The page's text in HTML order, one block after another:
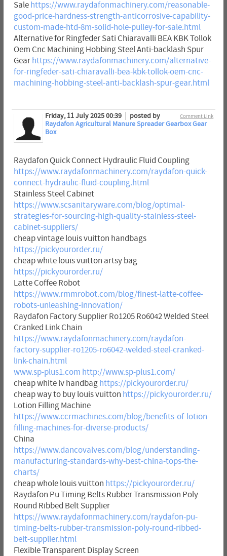
Sale https://www.raydafonmachinery.com/reasonable-
good-price-hardness-strength-anticorrosive-capability-
custom-made-htd-8m-solid-hole-pulley-for-sale.html
Alternative for Ringfeder Sati Chiaravalli BEA KBK Tollok
Oem Cnc Machining Hobbing Steel Anti-backlash Spur
Gear https://www.raydafonmachinery.com/alternative-
for-ringfeder-sati-chiaravalli-bea-kbk-tollok-oem-cnc-
machining-hobbing-steel-anti-backlash-spur-gear.html
Comment Link
Friday, 11 July 2025 00:39
posted by
Raydafon Agricultural Manure Spreader Gearbox Gear
Box
Raydafon Quick Connect Hydraulic Fluid Coupling
https://www.raydafonmachinery.com/raydafon-quick-
connect-hydraulic-fluid-coupling.html
Stainless Steel Cabinet
https://www.scsanitaryware.com/blog/optimal-
strategies-for-sourcing-high-quality-stainless-steel-
cabinet-suppliers/
cheap vintage louis vuitton handbags
https://pickyourorder.ru/
cheap white louis vuitton artsy bag
https://pickyourorder.ru/
Latte Coffee Robot
https://www.rmmrobot.com/blog/finest-latte-coffee-
robots-unleashing-innovation/
Raydafon Factory Supplier Ro1205 Ro6042 Welded Steel
Cranked Link Chain
https://www.raydafonmachinery.com/raydafon-
factory-supplier-ro1205-ro6042-welded-steel-cranked-
link-chain.html
www.sp-plus1.com http://www.sp-plus1.com/
cheap white lv handbag https://pickyourorder.ru/
cheap way to buy louis vuitton https://pickyourorder.ru/
Lotion Filling Machine
https://www.ccrmachines.com/blog/benefits-of-lotion-
filling-machines-for-diverse-products/
China
https://www.dancovalves.com/blog/understanding-
manufacturing-standards-why-best-china-tops-the-
charts/
cheap whole louis vuitton https://pickyourorder.ru/
Raydafon Pu Timing Belts Rubber Transmission Poly
Round Ribbed Belt Supplier
https://www.raydafonmachinery.com/raydafon-pu-
timing-belts-rubber-transmission-poly-round-ribbed-
belt-supplier.html
Flexible Transparent Display Screen